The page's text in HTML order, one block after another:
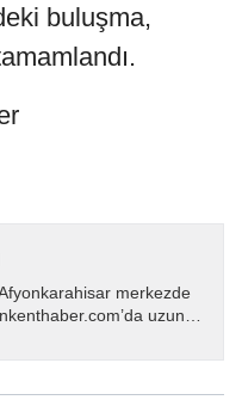
buluşma,
merkezde
uzun